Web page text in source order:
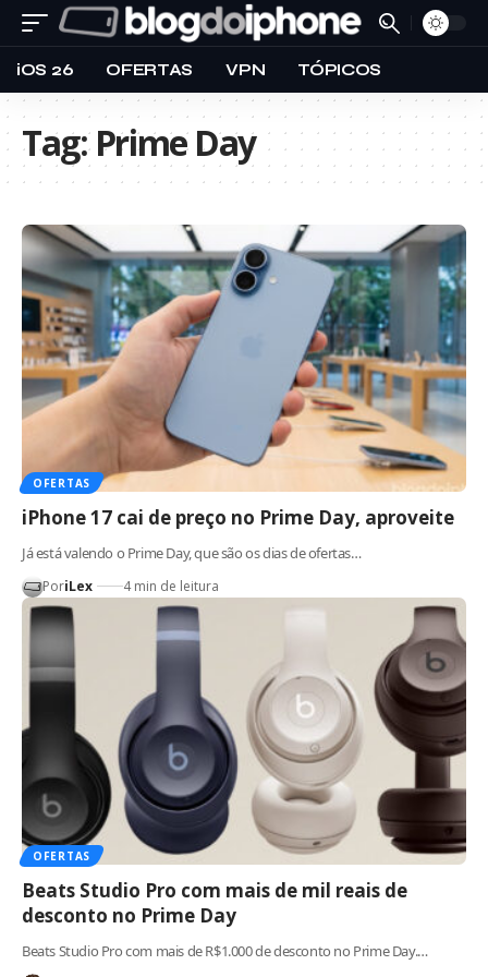
iOS 26 OFERTAS VPN TÓPICOS
Tag:Prime Day
OFERTAS
iPhone 17 cai de preço no Prime Day, aproveite
Já está valendo o Prime Day, que são os dias de ofertas…
PoriLex 4 min de leitura
OFERTAS
Beats Studio Pro com mais de mil reais de
desconto no Prime Day
Beats Studio Pro com mais de R$1.000 de desconto no Prime Day.…